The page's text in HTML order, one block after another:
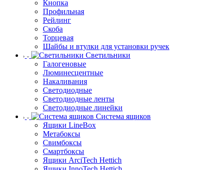
Кнопка
Профильная
Рейлинг
Скоба
Торцевая
Шайбы и втулки для установки ручек
Светильники
Галогеновые
Люминесцентные
Накаливания
Светодиодные
Светодиодные ленты
Светодиодные линейки
Система ящиков
Ящики LineBox
Метабоксы
Свимбоксы
Смартбоксы
Ящики ArciTech Hettich